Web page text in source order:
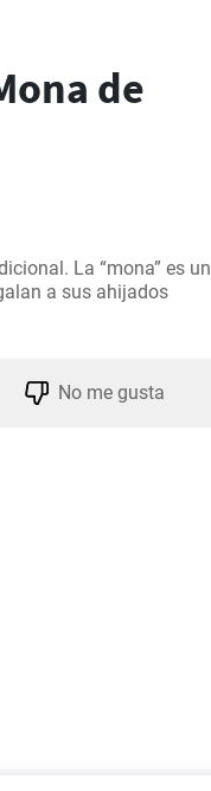
de
La “mona” es un
a sus ahijados
No me gusta